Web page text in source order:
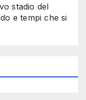
stadio del
e tempi che si